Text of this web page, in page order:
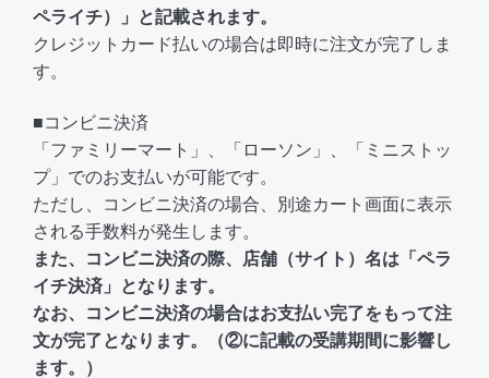
ペライチ）」と記載されます。
クレジットカード払いの場合は即時に注文が完了しま
す。
■コンビニ決済
「ファミリーマート」、「ローソン」、「ミニストッ
プ」でのお支払いが可能です。
ただし、コンビニ決済の場合、別途カート画面に表示
される手数料が発生します。
また、コンビニ決済の際、店舗（サイト）名は「ペラ
イチ決済」となります。
なお、コンビニ決済の場合はお支払い完了をもって注
文が完了となります。（②に記載の受講期間に影響し
ます。）